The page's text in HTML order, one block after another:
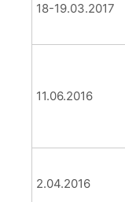
18-19.03.2017
11.06.2016
2.04.2016